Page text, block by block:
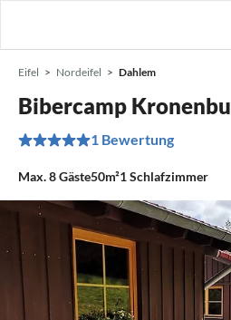
Eifel Nordeifel Dahlem
Bibercamp
1 Bewertung
Max.8Gäste50m²1Schlafzimmer